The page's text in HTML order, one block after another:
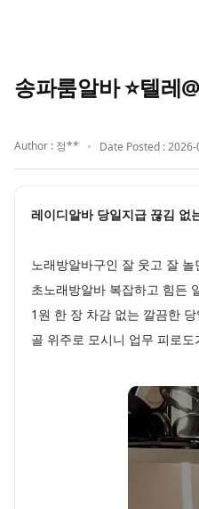
송파룸알바 ⭐텔레
Author : 정** Date Posted :
레이디알바 당일지급 끊김 없
노래방알바구인 잘 웃고 잘
초노래방알바 복잡하고 힘든
1원 한 장 차감 없는 깔끔한
골 위주로 모시니 업무 피로